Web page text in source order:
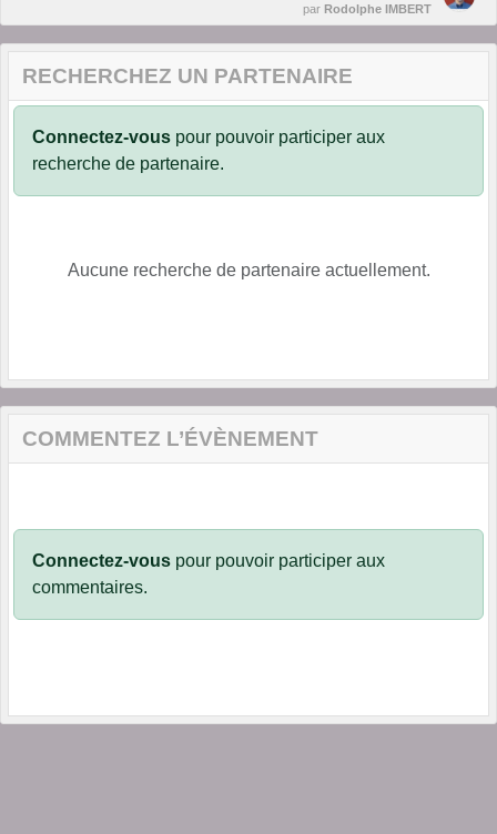
par Rodolphe IMBERT
RECHERCHEZ UN PARTENAIRE
Connectez-vous pour pouvoir participer aux
recherche de partenaire.
Aucune recherche de partenaire actuellement.
COMMENTEZ L’ÉVÈNEMENT
Connectez-vous pour pouvoir participer aux
commentaires.